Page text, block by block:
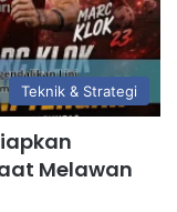
Teknik & Strategi
Melawan